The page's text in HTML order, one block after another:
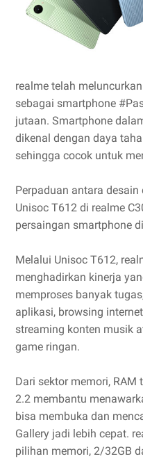
realme telah
sebagai smartphone
jutaan. Smartphone
dikenal dengan daya
sehingga cocok untuk
Perpaduan antara
Unisoc T612 di realme
persaingan smartphone
Melalui Unisoc T612,
menghadirkan kinerja
memproses banyak
aplikasi, browsing
streaming konten musik
game ringan.
Dari sektor memori, RAM
2.2 membantu
bisa membuka dan
Gallery jadi lebih cepat.
pilihan memori, 2/32GB